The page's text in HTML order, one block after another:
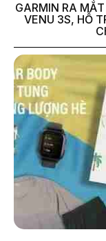
GARMIN RA
VENU 3S, HỖ